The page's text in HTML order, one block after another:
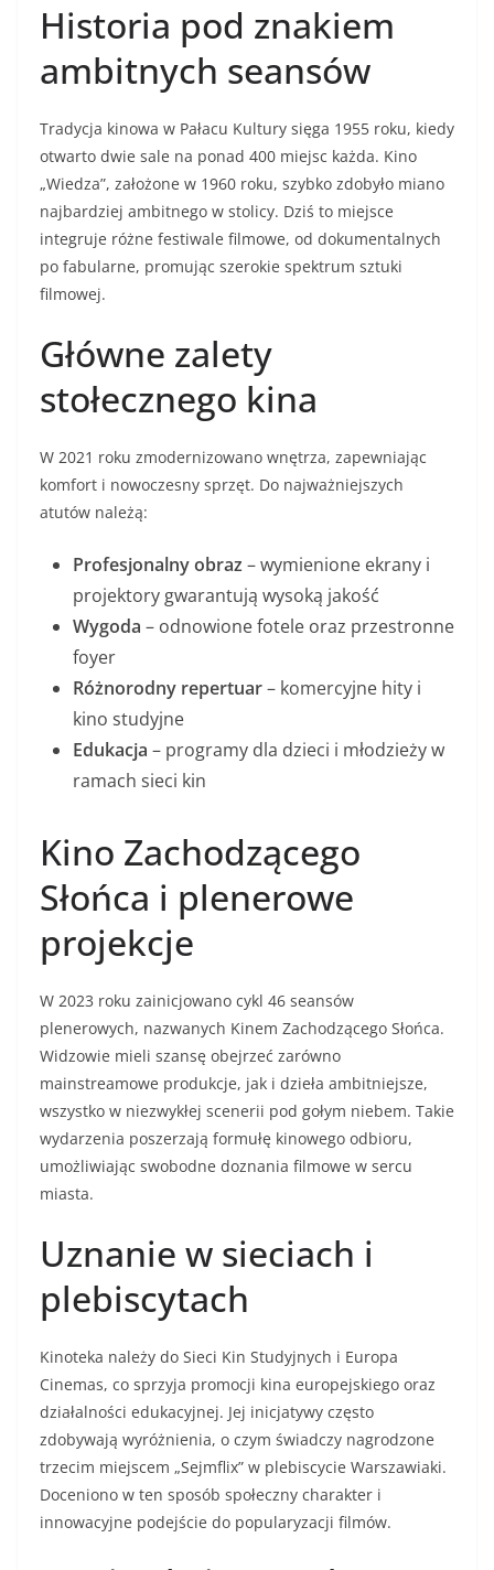
Historia pod znakiem
ambitnych seansów
Tradycja kinowa w Pałacu Kultury sięga 1955 roku, kiedy
otwarto dwie sale na ponad 400 miejsc każda. Kino
„Wiedza”, założone w 1960 roku, szybko zdobyło miano
najbardziej ambitnego w stolicy. Dziś to miejsce
integruje różne festiwale filmowe, od dokumentalnych
po fabularne, promując szerokie spektrum sztuki
filmowej.
Główne zalety
stołecznego kina
W 2021 roku zmodernizowano wnętrza, zapewniając
komfort i nowoczesny sprzęt. Do najważniejszych
atutów należą:
Profesjonalny obraz – wymienione ekrany i
projektory gwarantują wysoką jakość
Wygoda – odnowione fotele oraz przestronne
foyer
Różnorodny repertuar– komercyjne hity i
kino studyjne
Edukacja – programy dla dzieci i młodzieży w
ramach sieci kin
Kino Zachodzącego
Słońca i plenerowe
projekcje
W 2023 roku zainicjowano cykl 46 seansów
plenerowych, nazwanych Kinem Zachodzącego Słońca.
Widzowie mieli szansę obejrzeć zarówno
mainstreamowe produkcje, jak i dzieła ambitniejsze,
wszystko w niezwykłej scenerii pod gołym niebem. Takie
wydarzenia poszerzają formułę kinowego odbioru,
umożliwiając swobodne doznania filmowe w sercu
miasta.
Uznanie w sieciach i
plebiscytach
Kinoteka należy do Sieci Kin Studyjnych i Europa
Cinemas, co sprzyja promocji kina europejskiego oraz
działalności edukacyjnej. Jej inicjatywy często
zdobywają wyróżnienia, o czym świadczy nagrodzone
trzecim miejscem „Sejmflix” w plebiscycie Warszawiaki.
Doceniono w ten sposób społeczny charakter i
innowacyjne podejście do popularyzacji filmów.